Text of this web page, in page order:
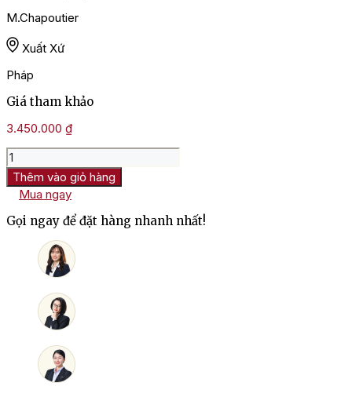
M.Chapoutier
Xuất Xứ
Pháp
Giá tham khảo
3.450.000 ₫
Rượu
Vang
Pháp
M.Chapoutier
Les
Bécasses
Thêm vào giỏ hàng
Mua ngay
Gọi ngay để đặt hàng nhanh nhất!